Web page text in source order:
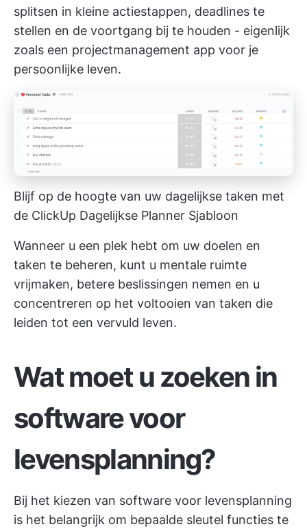
splitsen in kleine actiestappen, deadlines te
stellen en de voortgang bij te houden - eigenlijk
zoals een projectmanagement app voor je
persoonlijke leven.
Blijf op de hoogte van uw dagelijkse taken met
de ClickUp Dagelijkse Planner Sjabloon
Wanneer u een plek hebt om uw doelen en
taken te beheren, kunt u mentale ruimte
vrijmaken, betere beslissingen nemen en u
concentreren op het voltooien van taken die
leiden tot een vervuld leven.
Wat moet u zoeken in
software voor
levensplanning?
Bij het kiezen van software voor levensplanning
is het belangrijk om bepaalde sleutel functies te